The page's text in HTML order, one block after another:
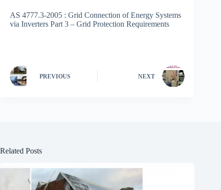
AS 4777.3-2005 : Grid Connection of Energy Systems
via Inverters Part 3 – Grid Protection Requirements
PREVIOUS NEXT
Related Posts